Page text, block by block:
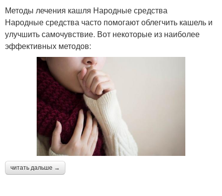
Методы лечения кашля Народные средства
Народные средства часто помогают облегчить кашель и
улучшить самочувствие. Вот некоторые из наиболее
эффективных методов:
читать дальше →